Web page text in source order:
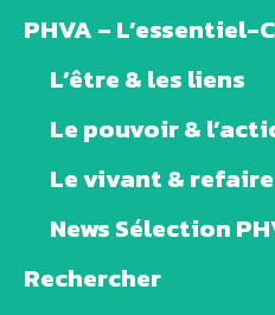
PHVA – L’essentiel-
L’être & les liens
Le pouvoir &
Le vivant &
News Sélection
Rechercher